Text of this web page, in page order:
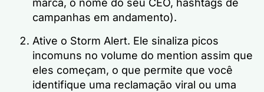
marca, o nome do seu CEO, hashtags de
campanhas em andamento).
Ative o Storm Alert. Ele sinaliza picos
incomuns no volume do mention assim que
eles começam, o que permite que você
identifique uma reclamação viral ou uma